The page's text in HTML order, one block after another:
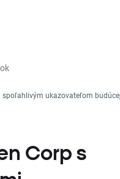
ukazovateľom
Corp s